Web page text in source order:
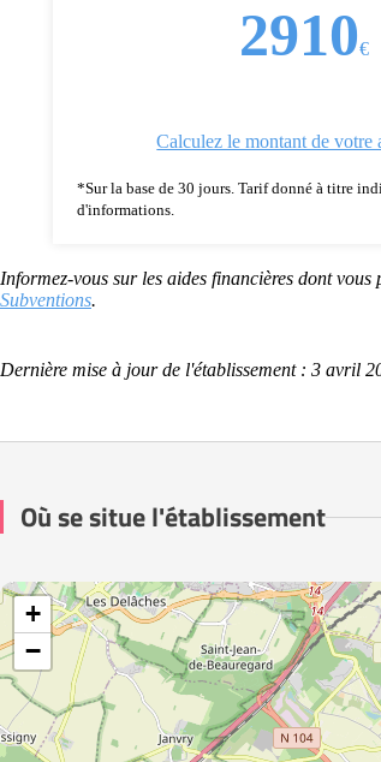
2910€
Calculez le montant de votre
*Sur la base de 30 jours. Tarif donné à titre
d'informations.
Informez-vous sur les aides financières dont
Subventions.
Dernière mise à jour de l'établissement : 3 avril
Où se situe l'établissement
+
−